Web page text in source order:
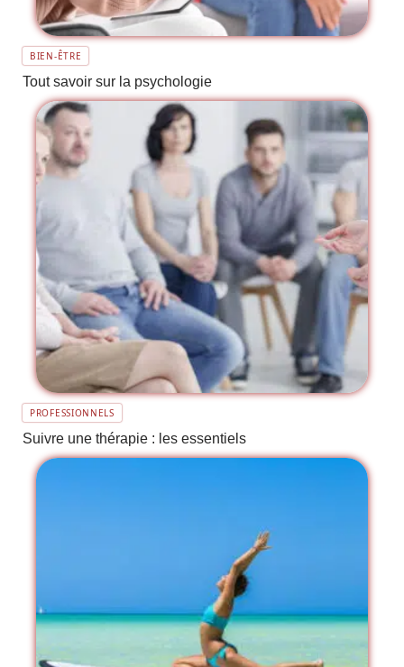
BIEN-ÊTRE
Tout savoir sur la psychologie
PROFESSIONNELS
Suivre une thérapie : les essentiels